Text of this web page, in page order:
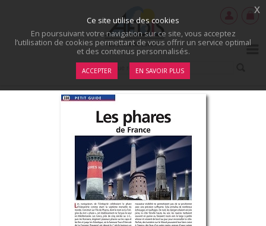
Ce site utilise des cookies
En poursuivant votre navigation sur ce site, vous acceptez
l’utilisation de cookies permettant de vous offrir un service optimal
et des contenus personnalisés.
ACCEPTER EN SAVOIR PLUS
x